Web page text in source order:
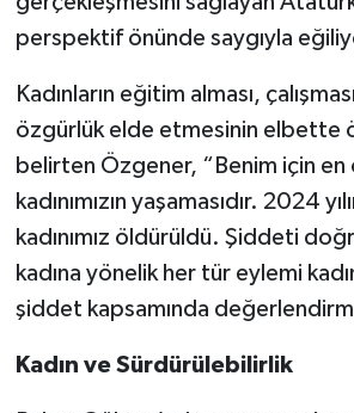
perspektif önünde saygıyla
Kadınların eğitim alması,
özgürlük elde etmesinin elbette
belirten Özgener, “Benim için en
kadınımızın yaşamasıdır. 2024
kadınımız öldürüldü. Şiddeti
kadına yönelik her tür eylemi
şiddet kapsamında
Kadın ve Sürdürülebilirlik